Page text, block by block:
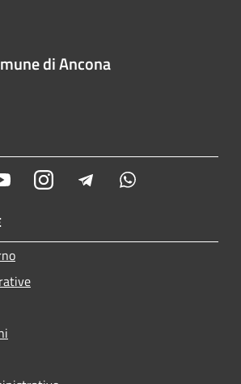
di Ancona
YoutubeInstagram Telegram